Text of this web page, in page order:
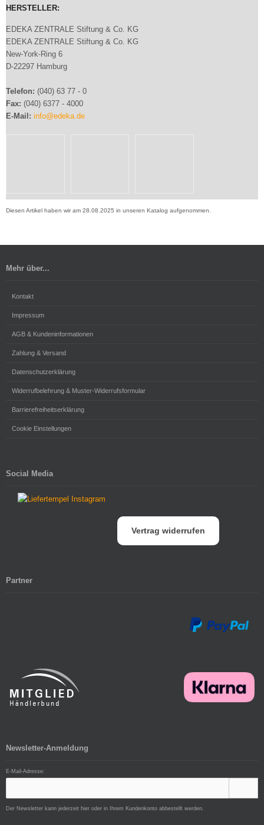
HERSTELLER:
EDEKA ZENTRALE Stiftung & Co. KG
EDEKA ZENTRALE Stiftung & Co. KG
New-York-Ring 6
D-22297 Hamburg
Telefon: (040) 63 77 - 0
Fax: (040) 6377 - 4000
E-Mail: info@edeka.de
Diesen Artikel haben wir am 28.08.2025 in unseren Katalog aufgenommen.
Mehr über...
Kontakt
Impressum
AGB & Kundeninformationen
Zahlung & Versand
Datenschutzerklärung
Widerrufbelehrung & Muster-Widerrufsformular
Barrierefreiheitserklärung
Cookie Einstellungen
Social Media
Vertrag widerrufen
Partner
Newsletter-Anmeldung
E-Mail-Adresse:
Der Newsletter kann jederzeit hier oder in Ihrem Kundenkonto abbestellt werden.